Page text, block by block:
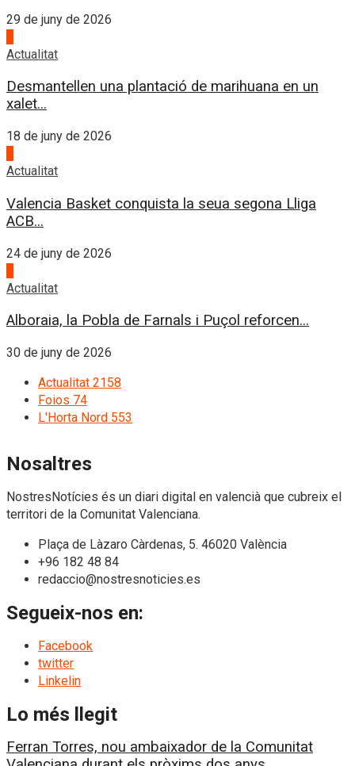
29 de juny de 2026
Actualitat
Desmantellen una plantació de marihuana en un
xalet...
18 de juny de 2026
Actualitat
Valencia Basket conquista la seua segona Lliga
ACB...
24 de juny de 2026
Actualitat
Alboraia, la Pobla de Farnals i Puçol reforcen...
30 de juny de 2026
Actualitat 2158
Foios 74
L'Horta Nord 553
Nosaltres
NostresNotícies és un diari digital en valencià que cubreix el
territori de la Comunitat Valenciana.
Plaça de Làzaro Càrdenas, 5. 46020 València
+96 182 48 84
redaccio@nostresnoticies.es
Segueix-nos en:
Facebook
twitter
Linkelin
Lo més llegit
Ferran Torres, nou ambaixador de la Comunitat